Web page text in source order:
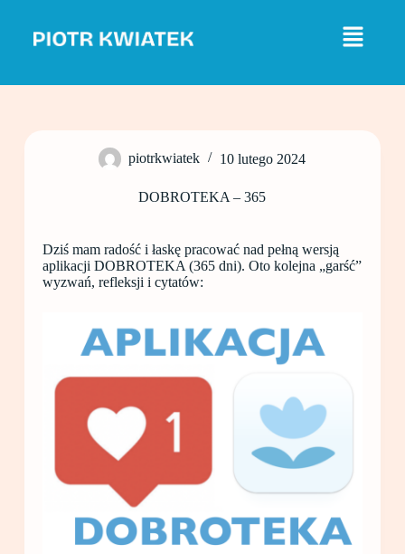
j
piotrkwiatek 10 lutego 2024
DOBROTEKA – 365
Dziś mam radość i łaskę pracować nad pełną wersją
aplikacji DOBROTEKA (365 dni). Oto kolejna „garść”
wyzwań, refleksji i cytatów: